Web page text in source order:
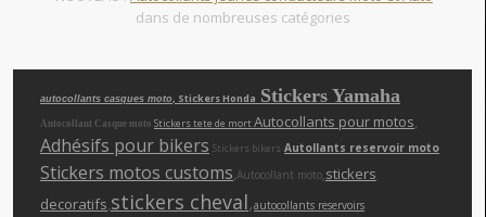
dans de nombreuses catégories
autocollants casques moto, Stickers Honda Stickers Yamaha
Autocollant Casque moto Stickers tete de mortAutocollants pour motos,
Adhésifs pour bikers Stickers bikers Autollants reservoir moto
Stickers motos customs,Autocollant moto,stickers
decoratifs,stickers cheval,autocollants reservoirs